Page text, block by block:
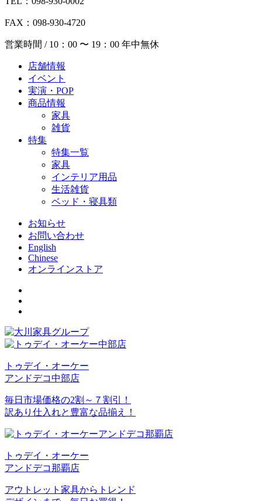
FAX：098-930-4720
営業時間 / 10：00 〜 19：00 年中無休
店舗情報
イベント
実演・POP
商品情報
家具
雑貨
特集
特集一覧
家具
インテリア用品
生活雑貨
ベッド・寝具類
お知らせ
お問い合わせ
English
Chinese
オンラインストア
トゥデイ・オーケー
アンドデコ中部店
毎日市場価格の2割～７割引！
訳あり仕入れと豊富な品揃え！
トゥデイ・オーケー
アンドデコ那覇店
アウトレット家具からトレンド